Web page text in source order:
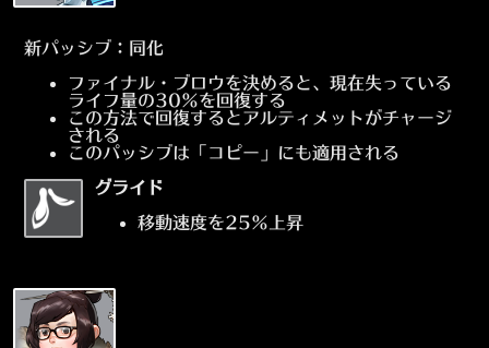
新パッシブ：同化
ファイナル・ブロウを決めると、現在失っている
ライフ量の30%を回復する
この方法で回復するとアルティメットがチャージ
される
このパッシブは「コピー」にも適用される
グライド
移動速度を25%上昇